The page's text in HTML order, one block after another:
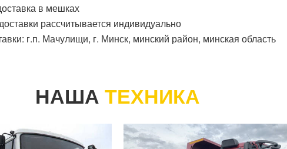
в мешках
рассчитывается индивидуально
г.п. Мачулищи, г. Минск, минский район, минская область
НАША ТЕХНИКА